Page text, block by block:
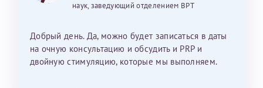
наук, заведующий отделением ВРТ
Добрый день. Да, можно будет записаться в даты
на очную консультацию и обсудить и PRP и
двойную стимуляцию, которые мы выполняем.